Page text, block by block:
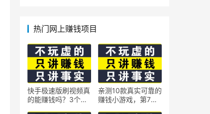
热门网上赚钱项目
快手极速版刷视频真
的能赚钱吗？3个隐
亲测10款真实可靠的
赚钱小游戏，第7款